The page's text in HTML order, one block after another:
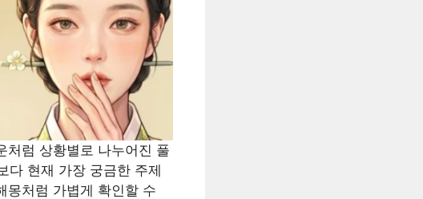
처럼 상황별로 나누어진 풀
다 현재 가장 궁금한 주제
몽처럼 가볍게 확인할 수